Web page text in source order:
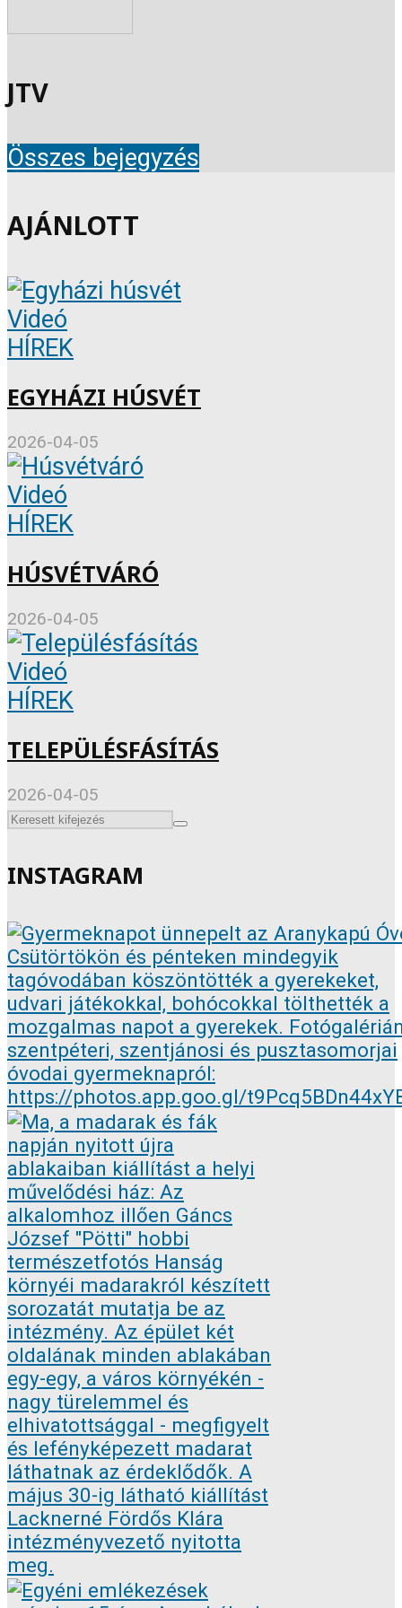
JTV
Összes bejegyzés
AJÁNLOTT
Videó
HÍREK
EGYHÁZI HÚSVÉT
2026-04-05
Videó
HÍREK
HÚSVÉTVÁRÓ
2026-04-05
Videó
HÍREK
TELEPÜLÉSFÁSÍTÁS
2026-04-05
INSTAGRAM